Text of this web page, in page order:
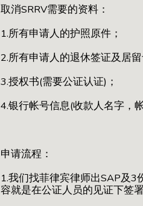
取消SRRV需要的资料：
1.所有申请人的护照原件；
2.所有申请人的退休签证及居留
3.授权书(需要公证认证)；
4.银行帐号信息(收款人名字，
申请流程：
1.我们找菲律宾律师出SAP及
容就是在公证人员的见证下签